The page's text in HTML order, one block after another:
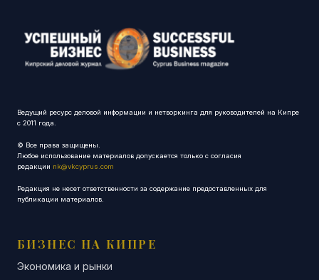
Ведущий ресурс деловой информации и нетворкинга для руководителей на Кипре
с 2011 года.
© Все права защищены.
Любое использование материалов допускается только с согласия
редакции nk@vkcyprus.com
Редакция не несет ответственности за содержание предоставленных для
публикации материалов.
БИЗНЕС НА КИПРЕ
Экономика и рынки